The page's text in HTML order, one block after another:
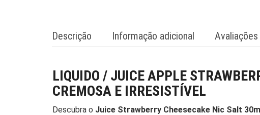
Descrição Informação adicional
LIQUIDO / JUICE APPLE
CREMOSA E IRRESISTÍVEL
Descubra o Juice Strawberry Cheesecake Nic Salt